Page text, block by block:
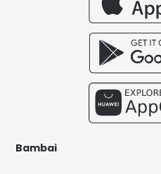
Bambai